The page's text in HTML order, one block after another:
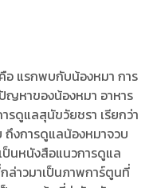
แรกพบกับน้องหมา การ
ญหาของน้องหมา อาหาร
รดูแลสุนัขวัยชรา เรียกว่า
งการดูแลน้องหมาจวบ
ป็นหนังสือแนวการดูแล
ล่าวมาเป็นภาพการ์ตูนที่